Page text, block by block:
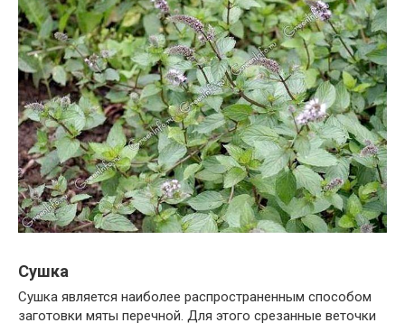
Сушка
Сушка является наиболее распространенным способом
заготовки мяты перечной. Для этого срезанные веточки